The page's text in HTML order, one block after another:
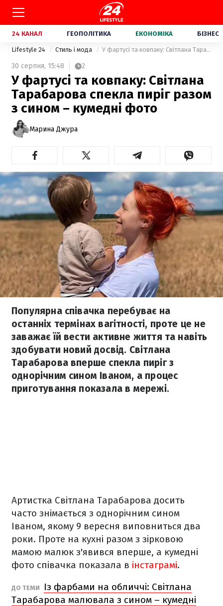
24 КАНАЛ ГЕОПОЛІТИКА ЕКОНОМІКА БІЗНЕС
Lifestyle 24 Стиль і мода У фартусі та ковпаку: Світлана Тарабарова спекла пиріг разом з сином – кумедні фото
30 серпня, 15:48 2
У фартусі та ковпаку: Світлана
Тарабарова спекла пиріг разом
з сином – кумедні фото
Марина Джура
Популярна співачка перебуває на
останніх термінах вагітності, проте це не
заважає їй вести активне життя та навіть
здобувати новий досвід. Світлана
Тарабарова вперше спекла пиріг з
однорічним сином Іваном, а процес
приготування показала в мережі.
Артистка Світлана Тарабарова досить
часто знімається з однорічним сином
Іваном, якому 9 вересня виповниться два
роки. Проте на кухні разом з зірковою
мамою малюк з'явився вперше, а кумедні
фото співачка показала в інстаграмі.
ДО ТЕМИ
Із фарбами на обличчі: Світлана
Тарабарова малювала з сином – кумедні